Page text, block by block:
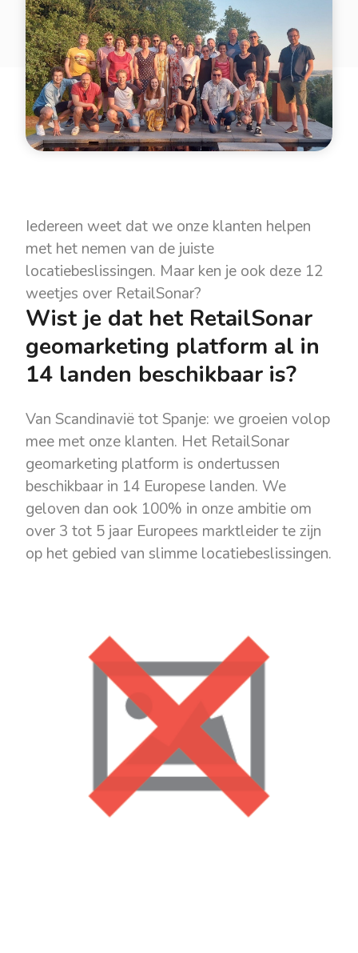
Iedereen weet dat we onze klanten helpen
met het nemen van de juiste
locatiebeslissingen. Maar ken je ook deze 12
weetjes over RetailSonar?
Wist je dat het RetailSonar
geomarketing platform al in
14 landen beschikbaar is?
Van Scandinavië tot Spanje: we groeien volop
mee met onze klanten. Het RetailSonar
geomarketing platform is ondertussen
beschikbaar in 14 Europese landen. We
geloven dan ook 100% in onze ambitie om
over 3 tot 5 jaar Europees marktleider te zijn
op het gebied van slimme locatiebeslissingen.